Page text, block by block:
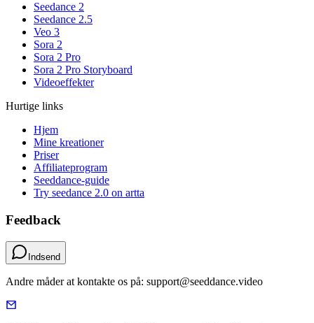
Seedance 2
Seedance 2.5
Veo 3
Sora 2
Sora 2 Pro
Sora 2 Pro Storyboard
Videoeffekter
Hurtige links
Hjem
Mine kreationer
Priser
Affiliateprogram
Seeddance-guide
Try seedance 2.0 on artta
Feedback
Indsend
Andre måder at kontakte os på: support@seeddance.video